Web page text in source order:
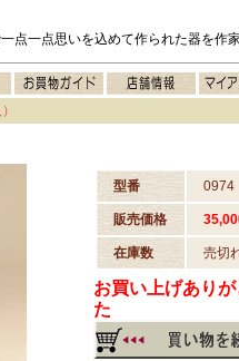
点一点思いを込めて作られた器を作
型番 0974
販売価格
在庫数 売切
お買い上げあり
た